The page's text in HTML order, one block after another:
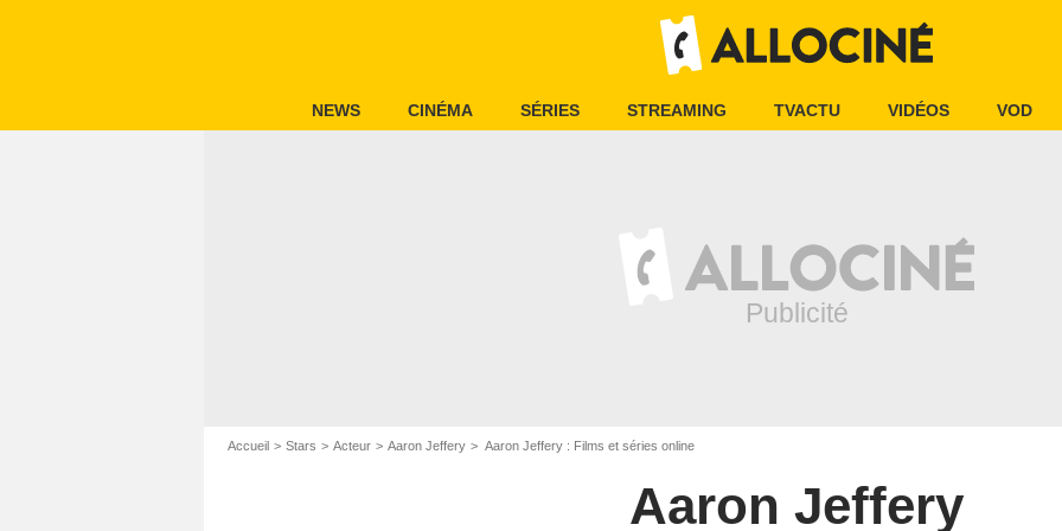
NEWS CINÉMA SÉRIES STREAMING TVACTU VIDÉOS VOD
Accueil Stars Acteur Aaron Jeffery Aaron Jeffery : Films et séries online
Aaron Jeffery